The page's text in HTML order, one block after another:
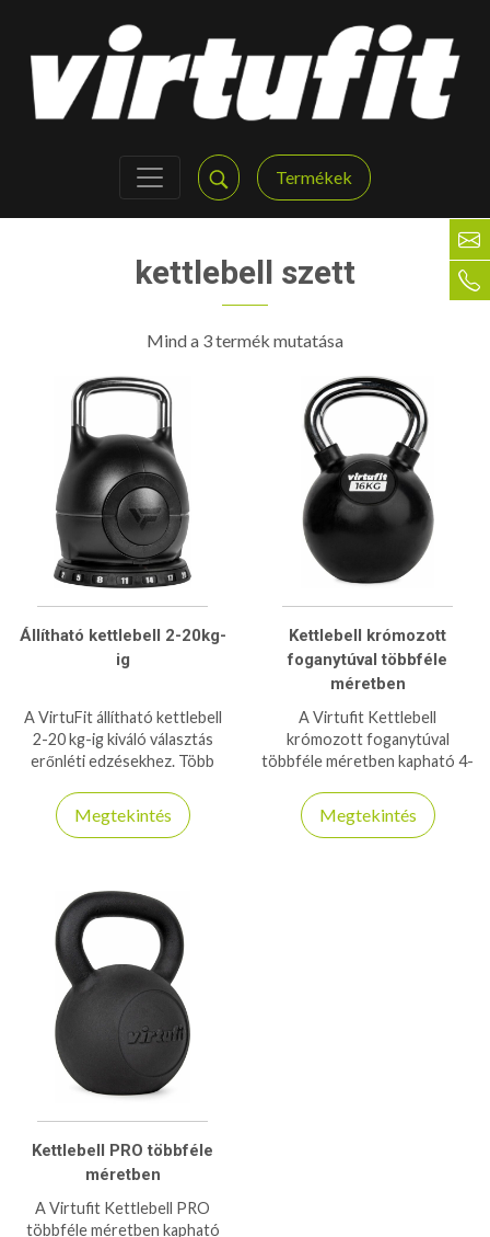
Termékek
kettlebell szett
Mind a 3 termék mutatása
Állítható kettlebell 2-20kg-
ig
A VirtuFit állítható kettlebell
2-20 kg-ig kiváló választás
erőnléti edzésekhez. Több
helytakarékos és sokoldalú
kialakítás.
Megtekintés
Kettlebell krómozott
foganytúval többféle
méretben
A Virtufit Kettlebell
krómozott foganytúval
többféle méretben kapható 4-
minőségű tartós súlyzók
Megtekintés
Kettlebell PRO többféle
méretben
A Virtufit Kettlebell PRO
többféle méretben kapható